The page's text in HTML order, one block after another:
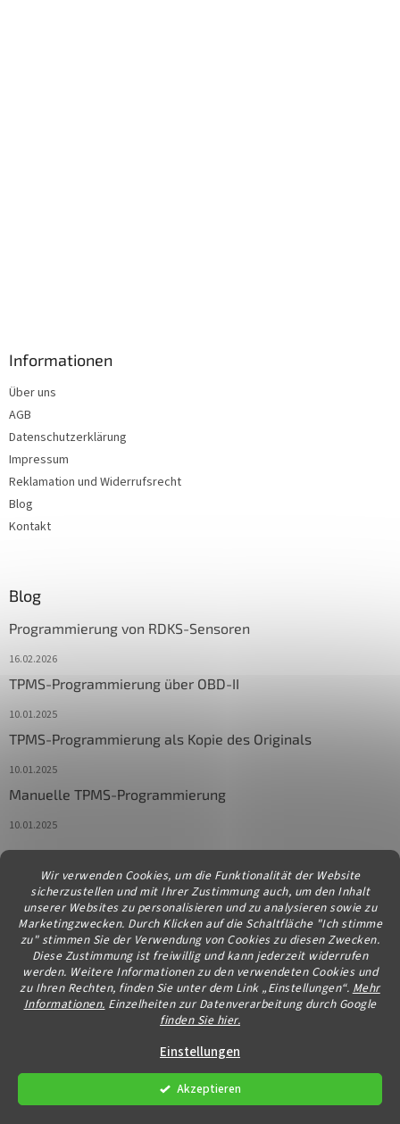
Wir verwenden Cookies, um die Funktionalität der Website
sicherzustellen und mit Ihrer Zustimmung auch, um den Inhalt
unserer Websites zu personalisieren und zu analysieren sowie zu
Marketingzwecken. Durch Klicken auf die Schaltfläche "Ich stimme
zu" stimmen Sie der Verwendung von Cookies zu diesen Zwecken.
Diese Zustimmung ist freiwillig und kann jederzeit widerrufen
werden. Weitere Informationen zu den verwendeten Cookies und
zu Ihren Rechten, finden Sie unter dem Link „Einstellungen“. Mehr
Informationen. Einzelheiten zur Datenverarbeitung durch Google
finden Sie hier.
Einstellungen
Akzeptieren
Informationen
Über uns
AGB
Datenschutzerklärung
Impressum
Reklamation und Widerrufsrecht
Blog
Kontakt
Blog
Programmierung von RDKS-Sensoren
16.02.2026
TPMS-Programmierung über OBD-II
10.01.2025
TPMS-Programmierung als Kopie des Originals
10.01.2025
Manuelle TPMS-Programmierung
10.01.2025
Kontakt
info@diagstore.at
Erstellt von Shoptet
Copyright 2026diagstore.at. Alle Rechte vorbehalten.Cookie-